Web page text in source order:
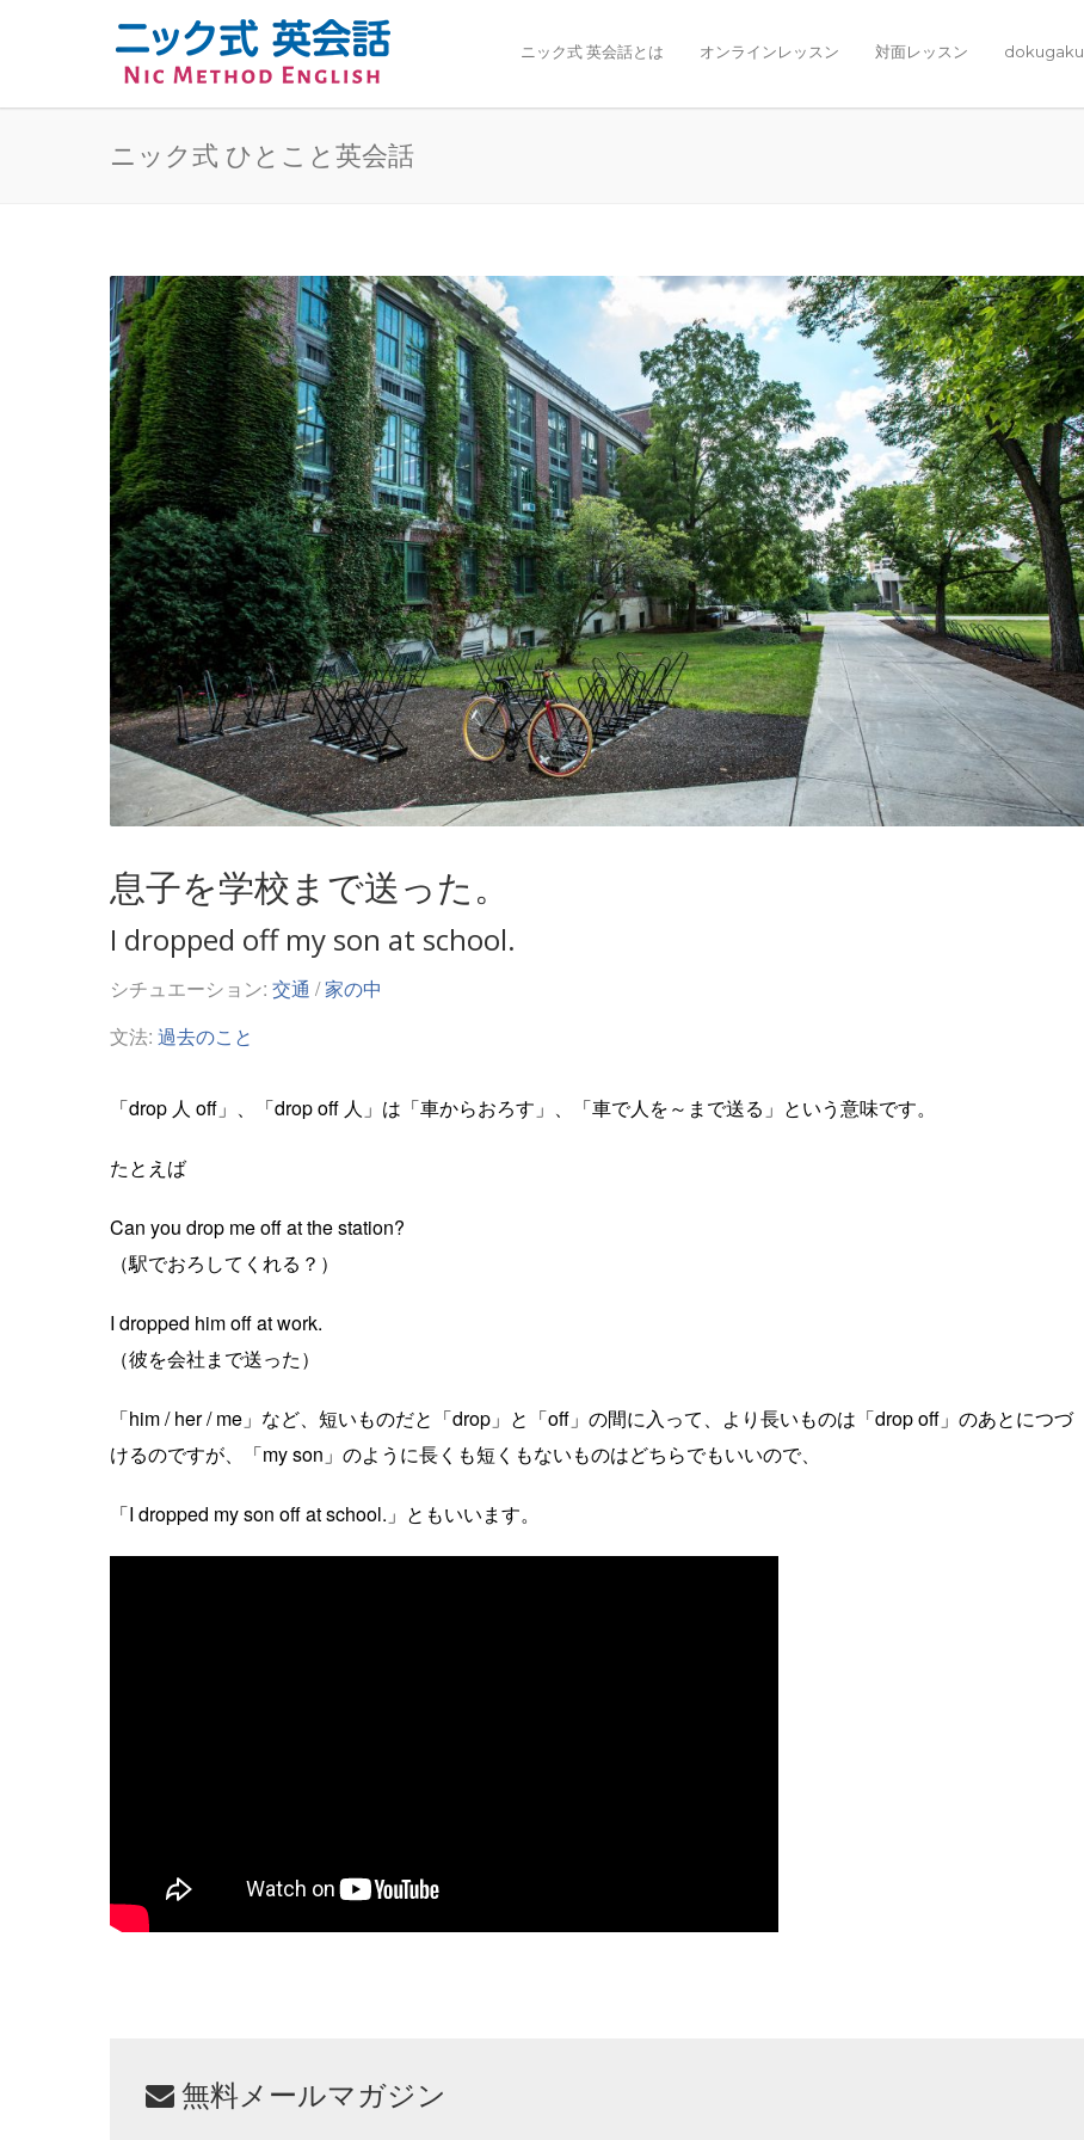
ニック式 英会話とは オンラインレッスン 対面レッスン dokugaku
ニック式 ひとこと英会話
息子を学校まで送った。
I dropped off my son at school.
シチュエーション: 交通 /家の中
文法: 過去のこと
「drop 人 off」、「drop off 人」は「車からおろす」、「車で人を～まで送る」という意味です。
たとえば
Can you drop me off at the station?
（駅でおろしてくれる？）
I dropped him off at work.
（彼を会社まで送った）
「him / her / me」など、短いものだと「drop」と「off」の間に入って、より長いものは「drop off」のあとにつづ
けるのですが、「my son」のように長くも短くもないものはどちらでもいいので、
「I dropped my son off at school.」ともいいます。
無料メールマガジン